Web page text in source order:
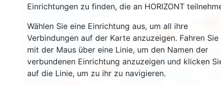
Einrichtungen zu finden, die an HORIZONT
Wählen Sie eine Einrichtung aus, um all ihre
Verbindungen auf der Karte anzuzeigen. Fahren Sie
mit der Maus über eine Linie, um den Namen der
verbundenen Einrichtung anzuzeigen und klicken
auf die Linie, um zu ihr zu navigieren.
6028
13087